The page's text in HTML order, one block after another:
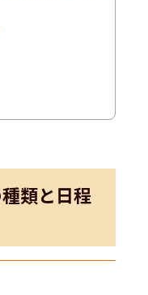
類と日程